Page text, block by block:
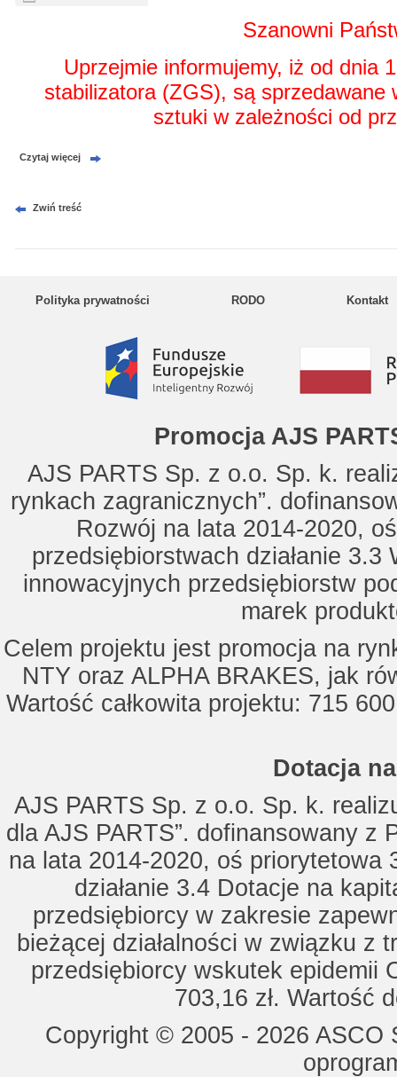
Szanowni
Uprzejmie informujemy, iż od dnia
stabilizatora (ZGS), są sprzedawane
sztuki w zależności od
Czytaj więcej
Zwiń treść
Polityka prywatności RODO Kontakt
Promocja AJS
AJS PARTS Sp. z o.o. Sp. k.
rynkach zagranicznych”.
Rozwój na lata 2014-2020,
przedsiębiorstwach działanie
innowacyjnych przedsiębiorstw
marek
Celem projektu jest promocja na
NTY oraz ALPHA BRAKES, jak
Wartość całkowita projektu: 715
Dotacja
AJS PARTS Sp. z o.o. Sp. k.
dla AJS PARTS”. dofinansowany z
na lata 2014-2020, oś priorytetowa
działanie 3.4 Dotacje na
przedsiębiorcy w zakresie
bieżącej działalności w związku z
przedsiębiorcy wskutek epidemii
703,16 zł. Wartość
Copyright © 2005 - 2026